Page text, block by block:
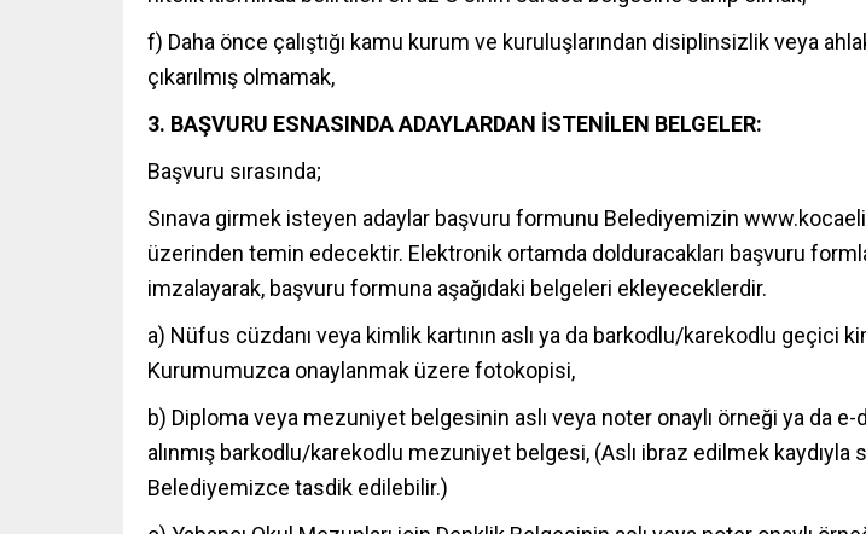
f) Daha önce çalıştığı kamu kurum ve kuruluşlarından disiplinsizlik veya
çıkarılmış olmamak,
3. BAŞVURU ESNASINDA ADAYLARDAN İSTENİLEN BELGELER:
Başvuru sırasında;
Sınava girmek isteyen adaylar başvuru formunu Belediyemizin
üzerinden temin edecektir. Elektronik ortamda dolduracakları başvuru
imzalayarak, başvuru formuna aşağıdaki belgeleri ekleyeceklerdir.
a) Nüfus cüzdanı veya kimlik kartının aslı ya da barkodlu/karekodlu geçici
Kurumumuzca onaylanmak üzere fotokopisi,
b) Diploma veya mezuniyet belgesinin aslı veya noter onaylı örneği ya da
alınmış barkodlu/karekodlu mezuniyet belgesi, (Aslı ibraz edilmek
Belediyemizce tasdik edilebilir.)